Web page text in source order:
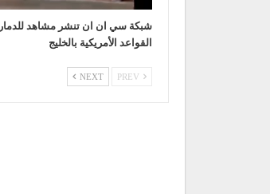
شبكة سي ان ان تنشر مشاهد
القواعد الأمريكية بالخليج
NEXT